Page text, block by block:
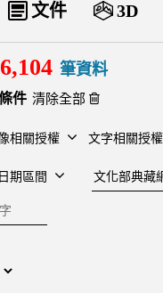
文件 3D
筆資料
清除全部
相關授權 文字相關授權
日期區間
建檔單位